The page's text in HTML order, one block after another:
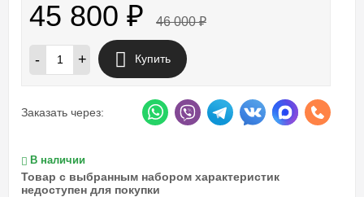
45 800 ₽ 46 000₽
- + Купить
Заказать через:
В наличии
Товар с выбранным набором характеристик
недоступен для покупки